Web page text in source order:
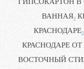
ВАННАЯ2
КРАСНОДАРЕ2
КРАСНОДАРЕ
ВОСТОЧНЫЙ